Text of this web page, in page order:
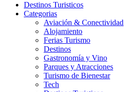
Destinos Turisticos
Categorias
Aviación & Conectividad
Alojamiento
Ferias Turismo
Destinos
Gastronomía y Vino
Parques y Atracciones
Turismo de Bienestar
Tech